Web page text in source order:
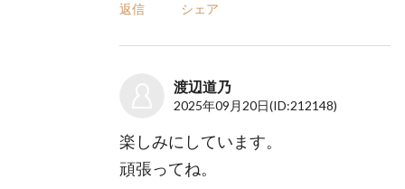
返信 シェア
渡辺道乃
2025年09月20日(ID:212148)
楽しみにしています。
頑張ってね。